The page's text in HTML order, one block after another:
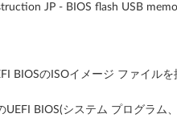
JP - BIOS flash USB
のISOイメージ ファイルを
BIOS(システム プログラム